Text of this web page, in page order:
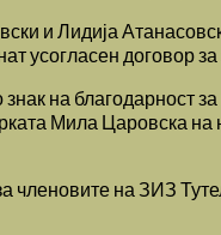
и Лидија
усогласен договор
на благодарност
Мила Царовска
на ЗИЗ